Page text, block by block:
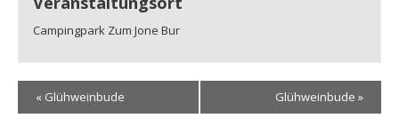
Campingpark Zum Jone Bur
Veranstaltung
Navigation
« Glühweinbude Glühweinbude »